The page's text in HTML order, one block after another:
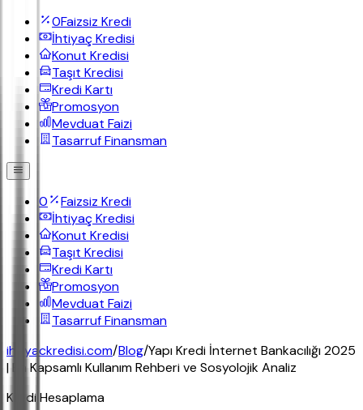
0Faizsiz Kredi
İhtiyaç Kredisi
Konut Kredisi
Taşıt Kredisi
Kredi Kartı
Promosyon
Mevduat Faizi
Tasarruf Finansman
0
Faizsiz Kredi
İhtiyaç Kredisi
Konut Kredisi
Taşıt Kredisi
Kredi Kartı
Promosyon
Mevduat Faizi
Tasarruf Finansman
ihtiyackredisi.com/Blog/Yapı Kredi İnternet Bankacılığı 2025
| En Kapsamlı Kullanım Rehberi ve Sosyolojik Analiz
Kredi Hesaplama